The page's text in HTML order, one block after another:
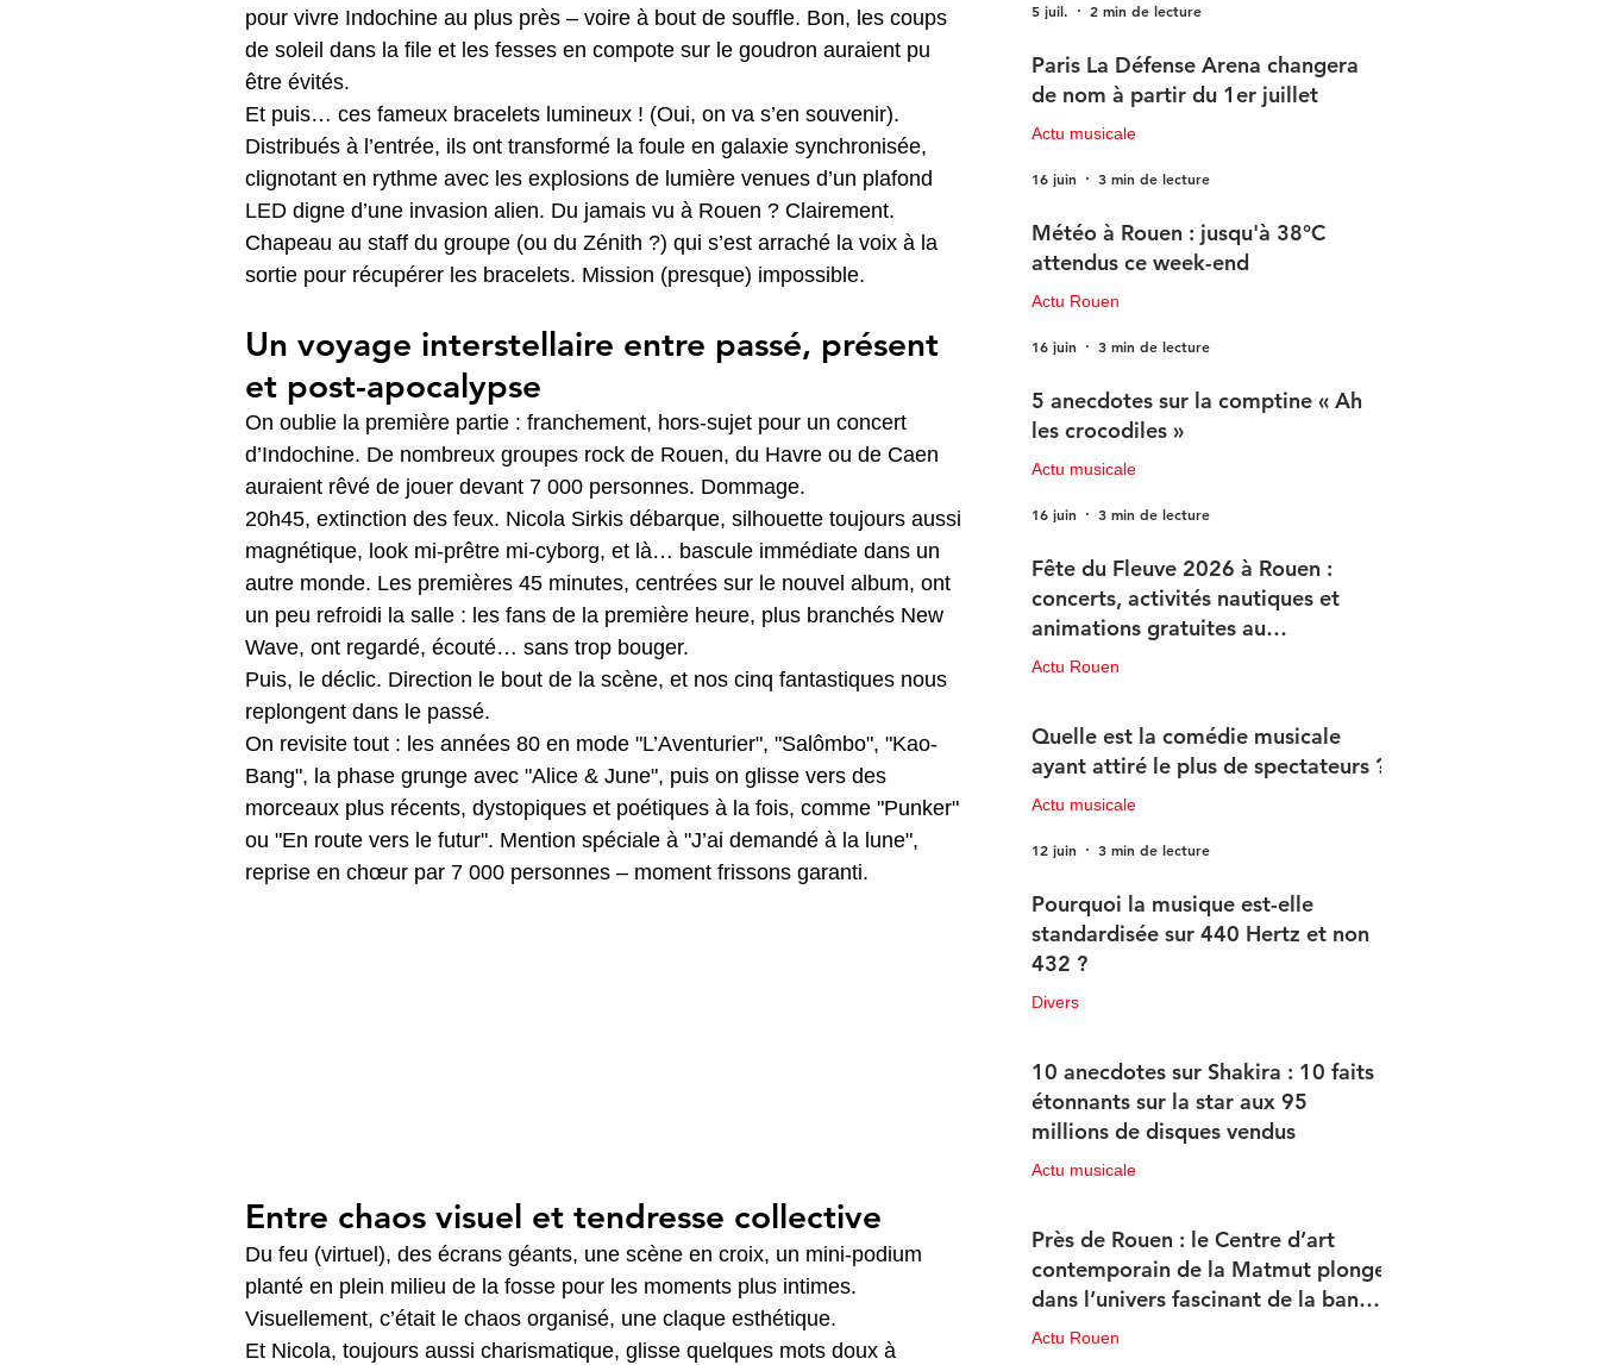
pour vivre Indochine au plus près – voire à bout de souffle. Bon, les coups
de soleil dans la file et les fesses en compote sur le goudron auraient pu
être évités.
Et puis… ces fameux bracelets lumineux ! (Oui, on va s’en souvenir).
Distribués à l’entrée, ils ont transformé la foule en galaxie synchronisée,
clignotant en rythme avec les explosions de lumière venues d’un plafond
LED digne d’une invasion alien. Du jamais vu à Rouen ? Clairement.
Chapeau au staff du groupe (ou du Zénith ?) qui s’est arraché la voix à la
sortie pour récupérer les bracelets. Mission (presque) impossible.
Un voyage interstellaire entre passé, présent
et post-apocalypse
On oublie la première partie : franchement, hors-sujet pour un concert
d’Indochine. De nombreux groupes rock de Rouen, du Havre ou de Caen
auraient rêvé de jouer devant 7 000 personnes. Dommage.
20h45, extinction des feux. Nicola Sirkis débarque, silhouette toujours aussi
magnétique, look mi-prêtre mi-cyborg, et là… bascule immédiate dans un
autre monde. Les premières 45 minutes, centrées sur le nouvel album, ont
un peu refroidi la salle : les fans de la première heure, plus branchés New
Wave, ont regardé, écouté… sans trop bouger.
Puis, le déclic. Direction le bout de la scène, et nos cinq fantastiques nous
replongent dans le passé.
On revisite tout : les années 80 en mode "L’Aventurier", "Salômbo", "Kao-
Bang", la phase grunge avec "Alice & June", puis on glisse vers des
morceaux plus récents, dystopiques et poétiques à la fois, comme "Punker"
ou "En route vers le futur". Mention spéciale à "J’ai demandé à la lune",
reprise en chœur par 7 000 personnes – moment frissons garanti.
Entre chaos visuel et tendresse collective
Du feu (virtuel), des écrans géants, une scène en croix, un mini-podium
planté en plein milieu de la fosse pour les moments plus intimes.
Visuellement, c’était le chaos organisé, une claque esthétique.
Et Nicola, toujours aussi charismatique, glisse quelques mots doux à
5 juil. 2 min de lecture
Paris La Défense Arena changera
de nom à partir du 1er juillet
Actu musicale
16 juin 3 min de lecture
Météo à Rouen : jusqu'à 38°C
attendus ce week-end
Actu Rouen
16 juin 3 min de lecture
5 anecdotes sur la comptine « Ah
les crocodiles »
Actu musicale
16 juin 3 min de lecture
Fête du Fleuve 2026 à Rouen :
concerts, activités nautiques et
animations gratuites au
programme
Actu Rouen
Quelle est la comédie musicale
ayant attiré le plus de spectateurs ?
Actu musicale
12 juin 3 min de lecture
Pourquoi la musique est-elle
standardisée sur 440 Hertz et non
432 ?
Divers
10 anecdotes sur Shakira : 10 faits
étonnants sur la star aux 95
millions de disques vendus
Actu musicale
Près de Rouen : le Centre d’art
contemporain de la Matmut plonge
dans l’univers fascinant de la bande
dessinée de science-fiction
Actu Rouen